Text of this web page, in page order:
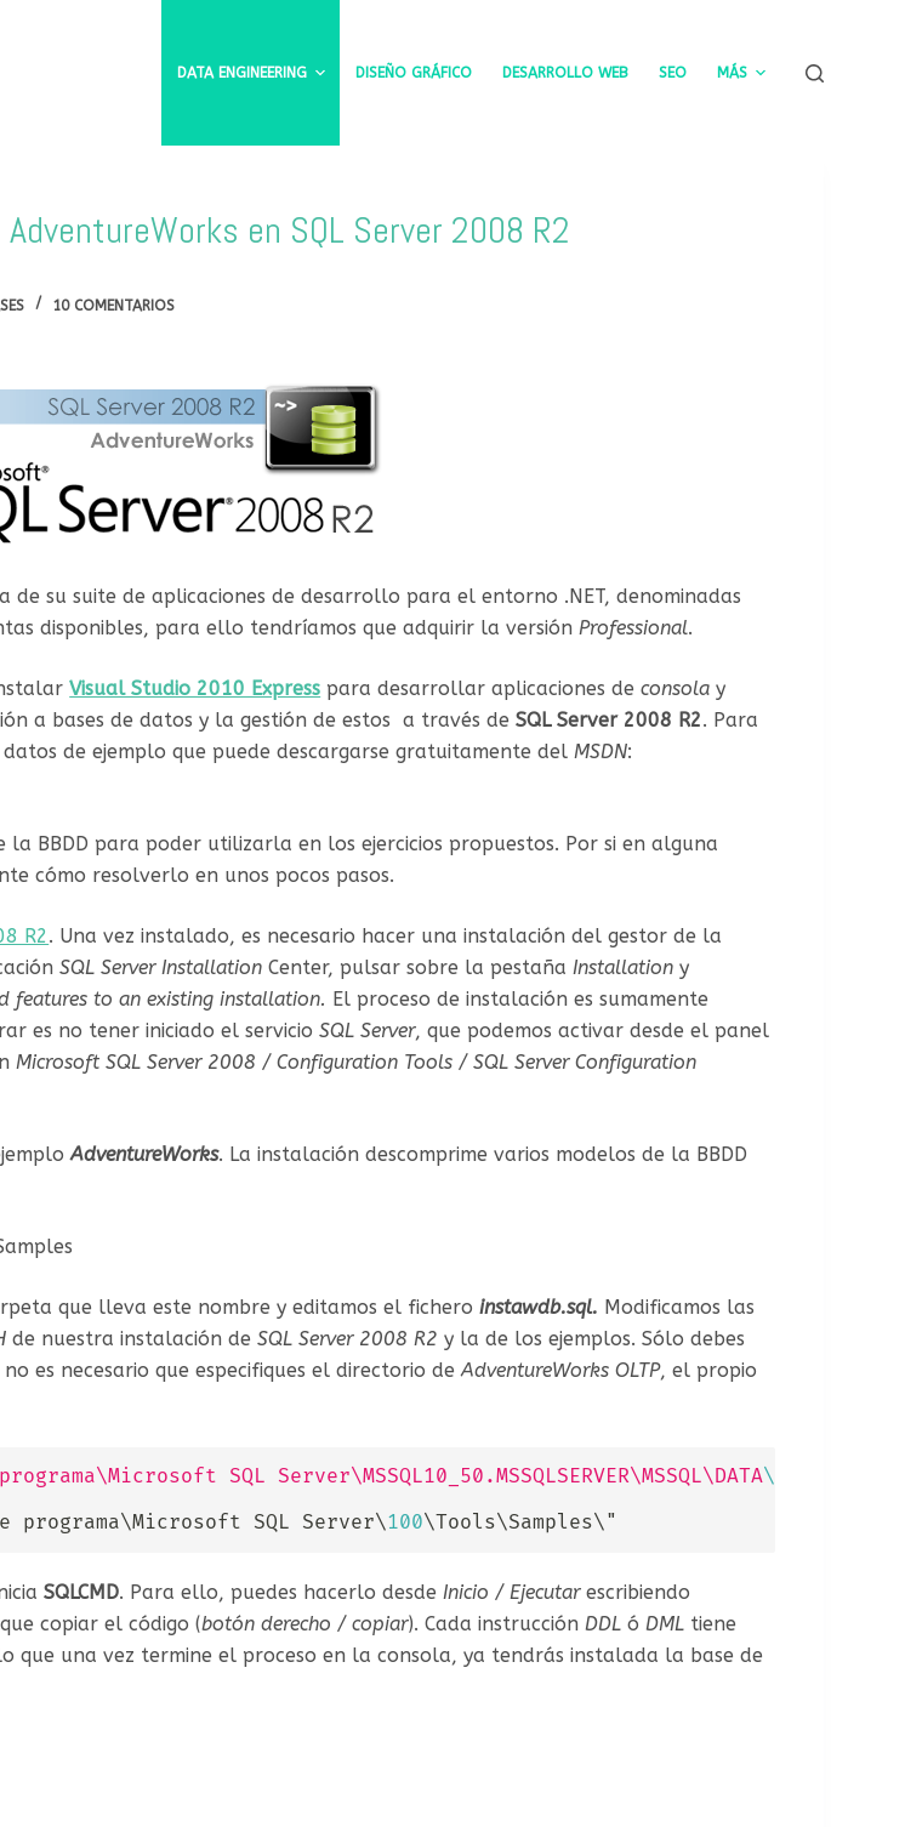
DATA ENGINEERING DISEÑO GRÁFICO DESARROLLO WEB SEO MÁS
en SQL Server 2008 R2
10 COMENTARIOS
su suite de aplicaciones de desarrollo para el entorno .NET, denominadas
disponibles, para ello tendríamos que adquirir la versiónProfessional.
Visual Studio 2010 Express para desarrollar aplicaciones deconsola y
a bases de datos y la gestión de estos a través deSQL Server 2008 R2. Para
de ejemplo que puede descargarse gratuitamente delMSDN:
BBDD para poder utilizarla en los ejercicios propuestos. Por si en alguna
cómo resolverlo en unos pocos pasos.
R2. Una vez instalado, es necesario hacer una instalación del gestor de la
SQL Server Installation Center, pulsar sobre la pestañaInstallation y
features to an existing installation. El proceso de instalación es sumamente
es no tener iniciado el servicioSQL Server, que podemos activar desde el panel
Microsoft SQL Server 2008 / Configuration Tools / SQL Server Configuration
AdventureWorks. La instalación descomprime varios modelos de la BBDD
que lleva este nombre y editamos el ficheroinstawdb.sql. Modificamos las
de nuestra instalación deSQL Server 2008 R2y la de los ejemplos. Sólo debes
no es necesario que especifiques el directorio deAdventureWorks OLTP, el propio
SQL Server\MSSQL10_50.MSSQLSERVER\MSSQL\DATA\"
programa\Microsoft SQL Server\100\Tools\Samples\"
SQLCMD. Para ello, puedes hacerlo desdeInicio / Ejecutarescribiendo
copiar el código (botón derecho / copiar). Cada instrucciónDDLóDML tiene
que una vez termine el proceso en la consola, ya tendrás instalada la base de